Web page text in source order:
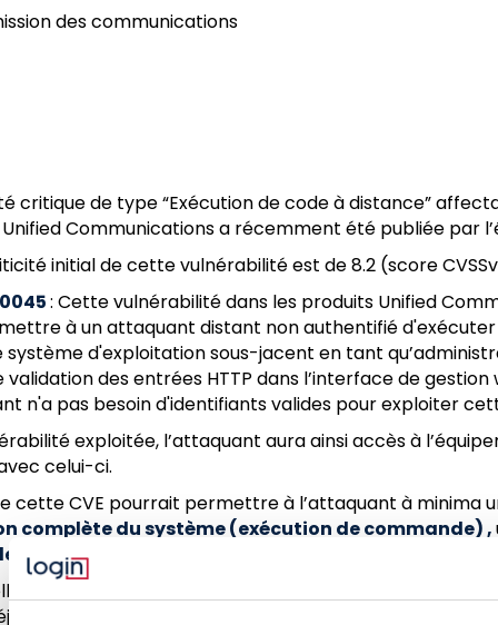
des communications
critique de type “Exécution de code à distance”
Communications a récemment été publiée par
initial de cette vulnérabilité est de 8.2 (score
: Cette vulnérabilité dans les produits Unified
à un attaquant distant non authentifié
d'exploitation sous-jacent en tant
validation des entrées HTTP dans l’interface de gestion
n'a pas besoin d'identifiants valides pour exploiter
exploitée, l’attaquant aura ainsi accès à
celui-ci.
cette CVE pourrait permettre à l’attaquant à minima
complète du système (exécution de commande) ,
communications,
des traces d’exploitation par des groupes
publiquement disponibles.